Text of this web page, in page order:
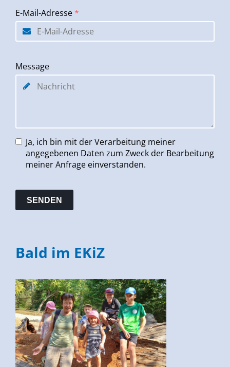
E-Mail-Adresse *
Message
Ja, ich bin mit der Verarbeitung meiner
angegebenen Daten zum Zweck der Bearbeitung
meiner Anfrage einverstanden.
Bald im EKiZ